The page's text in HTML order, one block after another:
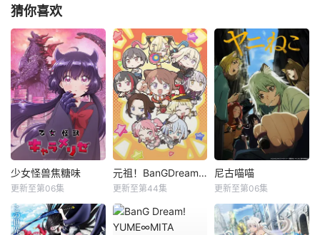
猜你喜欢
少女怪兽焦糖味
更新至第06集
元祖！BanGDream酱
更新至第44集
尼古喵喵
更新至第06集